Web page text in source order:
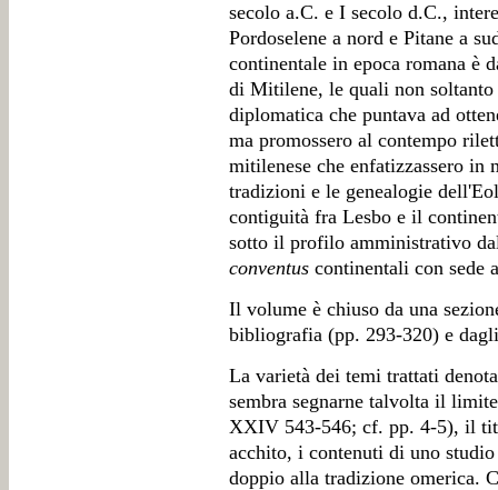
secolo a.C. e I secolo d.C.,
Pordoselene a nord e Pitane a
continentale in epoca romana è
di Mitilene, le quali non
diplomatica che puntava ad
ma promossero al contempo
mitilenese che enfatizzassero
tradizioni e le genealogie
contiguità fra Lesbo e il
sotto il profilo amministrativo
conventus continentali con sede
Il volume è chiuso da una
bibliografia (pp. 293-320) e
La varietà dei temi trattati
sembra segnarne talvolta il
XXIV 543-546; cf. pp. 4-5), il
acchito, i contenuti di uno
doppio alla tradizione omerica.